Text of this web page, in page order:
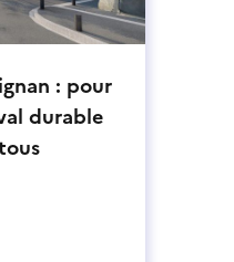
: pour
durable